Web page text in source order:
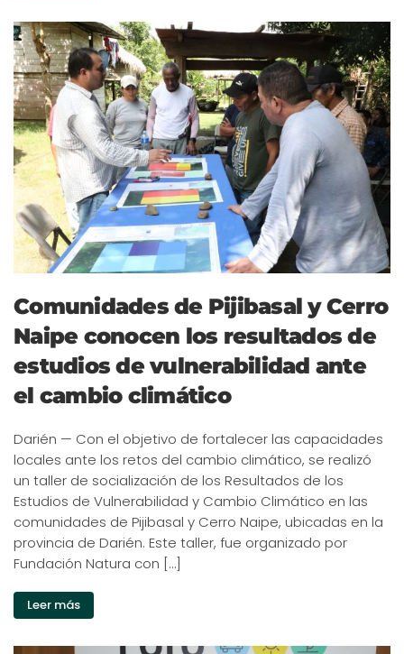
Comunidades de Pijibasal y Cerro
Naipe conocen los resultados de
estudios de vulnerabilidad ante
el cambio climático
Darién — Con el objetivo de fortalecer las capacidades
locales ante los retos del cambio climático, se realizó
un taller de socialización de los Resultados de los
Estudios de Vulnerabilidad y Cambio Climático en las
comunidades de Pijibasal y Cerro Naipe, ubicadas en la
provincia de Darién. Este taller, fue organizado por
Fundación Natura con […]
Leer más